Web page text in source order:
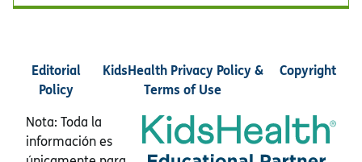
Editorial
Policy
KidsHealth Privacy Policy &
Terms of Use
Copyright
Nota: Toda la
información es